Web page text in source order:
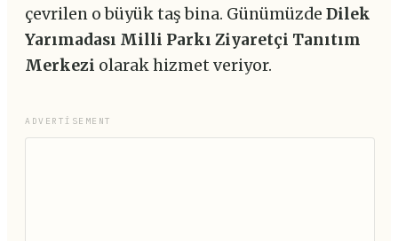
çevrilen o büyük taş bina. Günümüzde Dilek
Yarımadası Milli Parkı Ziyaretçi Tanıtım
Merkezi olarak hizmet veriyor.
ADVERTISEMENT